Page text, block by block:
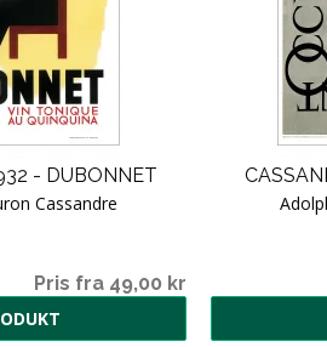
- DUBONNET
Cassandre
Pris fra 49,00 kr